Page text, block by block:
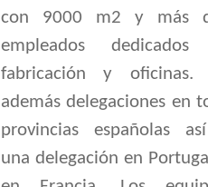
con 9000 m2 y más
empleados
fabricación y oficinas.
además delegaciones en
provincias españolas
una delegación en